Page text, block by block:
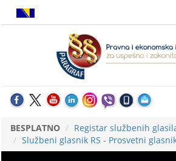
BESPLATNO
Registar službenih
Službeni glasnik RS - Prosvetni